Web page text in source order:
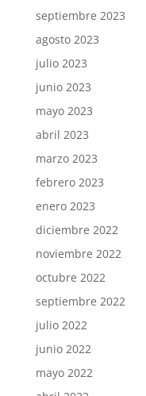
septiembre 2023
agosto 2023
julio 2023
junio 2023
mayo 2023
abril 2023
marzo 2023
febrero 2023
enero 2023
diciembre 2022
noviembre 2022
octubre 2022
septiembre 2022
julio 2022
junio 2022
mayo 2022